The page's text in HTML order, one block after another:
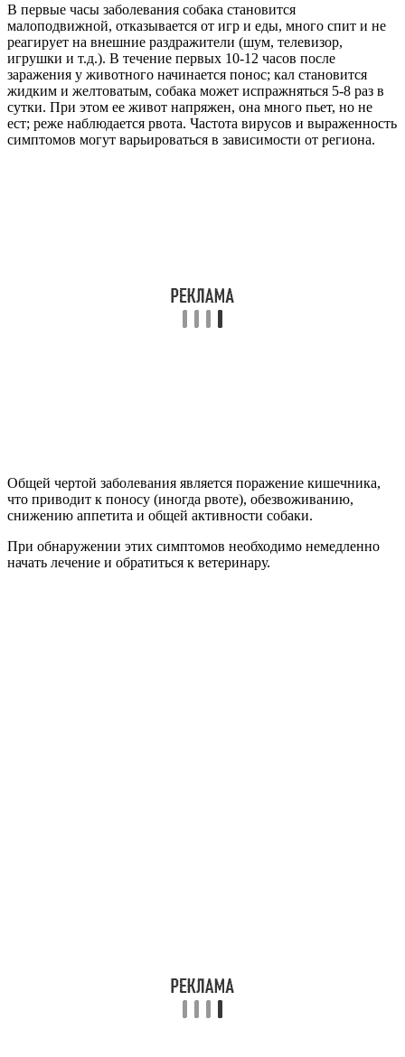
В первые часы заболевания собака становится
малоподвижной, отказывается от игр и еды, много спит и не
реагирует на внешние раздражители (шум, телевизор,
игрушки и т.д.). В течение первых 10-12 часов после
заражения у животного начинается понос; кал становится
жидким и желтоватым, собака может испражняться 5-8 раз в
сутки. При этом ее живот напряжен, она много пьет, но не
ест; реже наблюдается рвота. Частота вирусов и выраженность
симптомов могут варьироваться в зависимости от региона.
Общей чертой заболевания является поражение кишечника,
что приводит к поносу (иногда рвоте), обезвоживанию,
снижению аппетита и общей активности собаки.
При обнаружении этих симптомов необходимо немедленно
начать лечение и обратиться к ветеринару.